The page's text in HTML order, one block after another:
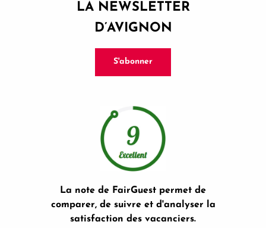
LA NEWSLETTER
D’AVIGNON
S'abonner
La note de FairGuest permet de
comparer, de suivre et d'analyser la
satisfaction des vacanciers.